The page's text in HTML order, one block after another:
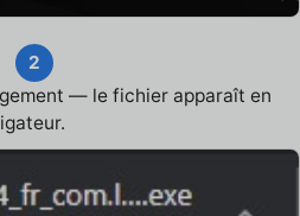
2
— le fichier apparaît en